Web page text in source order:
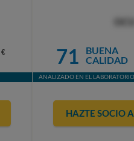
€ 71
BUENA
CALIDAD
ANALIZADO EN EL LABORATORIO
HAZTE SOCIO